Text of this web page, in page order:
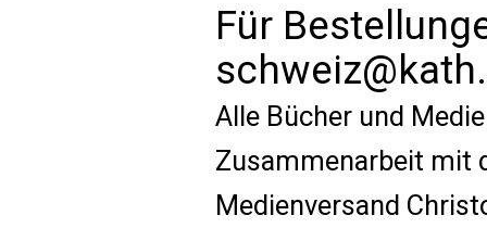
Für
Alle Bücher und
Zusammenarbeit mit
Medienversand